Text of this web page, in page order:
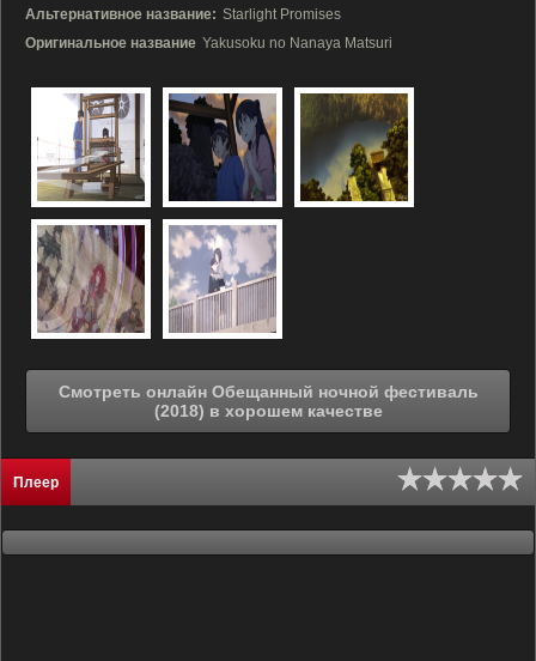
Альтернативное название: Starlight Promises
Оригинальное название Yakusoku no Nanaya Matsuri
Смотреть онлайн Обещанный ночной фестиваль
(2018) в хорошем качестве
Плеер